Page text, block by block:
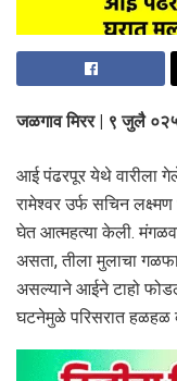
जळगाव मिरर | ९ जुलै
आई पंढरपूर येथे वारीला
रामेश्वर उर्फ सचिन
घेत आत्महत्या केली.
असता, तीला मुलाचा
असल्याने आईने टाहो
घटनेमुळे परिसरात हळहळ